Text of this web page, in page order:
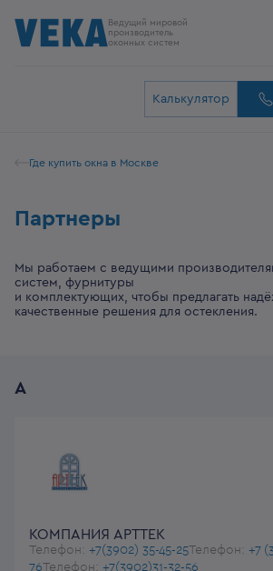
Ведущий мировой
производитель
оконных систем
Калькулятор
Где купить окна в Москве
Партнеры
Мы работаем с ведущими
систем, фурнитуры
и комплектующих, чтобы предлагать
качественные решения для остекления.
А
КОМПАНИЯ АРТТЕК
Телефон: +7(3902) 35-45-25 Телефон: +7
76 Телефон: +7(3902)31-32-56